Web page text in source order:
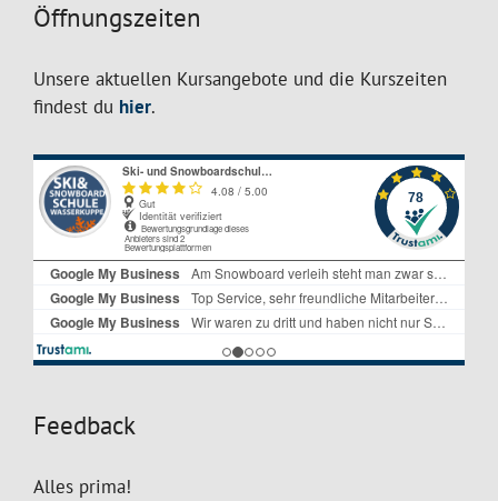
Öffnungszeiten
Unsere aktuellen Kursangebote und die Kurszeiten
findest du hier.
Feedback
Alles prima!